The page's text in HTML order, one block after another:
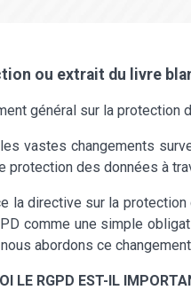
ou extrait du livre
général sur la protection
vastes changements
protection des données à
la directive sur la protection
comme une simple
abordons ce
LE RGPD EST-IL